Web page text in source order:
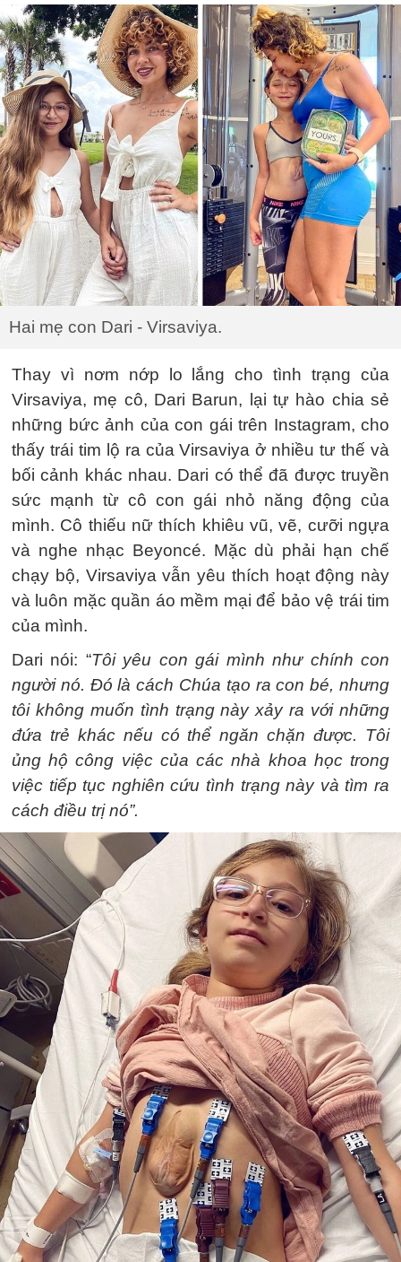
Hai mẹ con Dari - Virsaviya.
Thay vì nơm nớp lo lắng cho tình trạng của
Virsaviya, mẹ cô, Dari Barun, lại tự hào chia sẻ
những bức ảnh của con gái trên Instagram, cho
thấy trái tim lộ ra của Virsaviya ở nhiều tư thế và
bối cảnh khác nhau. Dari có thể đã được truyền
sức mạnh từ cô con gái nhỏ năng động của
mình. Cô thiếu nữ thích khiêu vũ, vẽ, cưỡi ngựa
và nghe nhạc Beyoncé. Mặc dù phải hạn chế
chạy bộ, Virsaviya vẫn yêu thích hoạt động này
và luôn mặc quần áo mềm mại để bảo vệ trái tim
của mình.
Dari nói: “Tôi yêu con gái mình như chính con
người nó. Đó là cách Chúa tạo ra con bé, nhưng
tôi không muốn tình trạng này xảy ra với những
đứa trẻ khác nếu có thể ngăn chặn được. Tôi
ủng hộ công việc của các nhà khoa học trong
việc tiếp tục nghiên cứu tình trạng này và tìm ra
cách điều trị nó”.